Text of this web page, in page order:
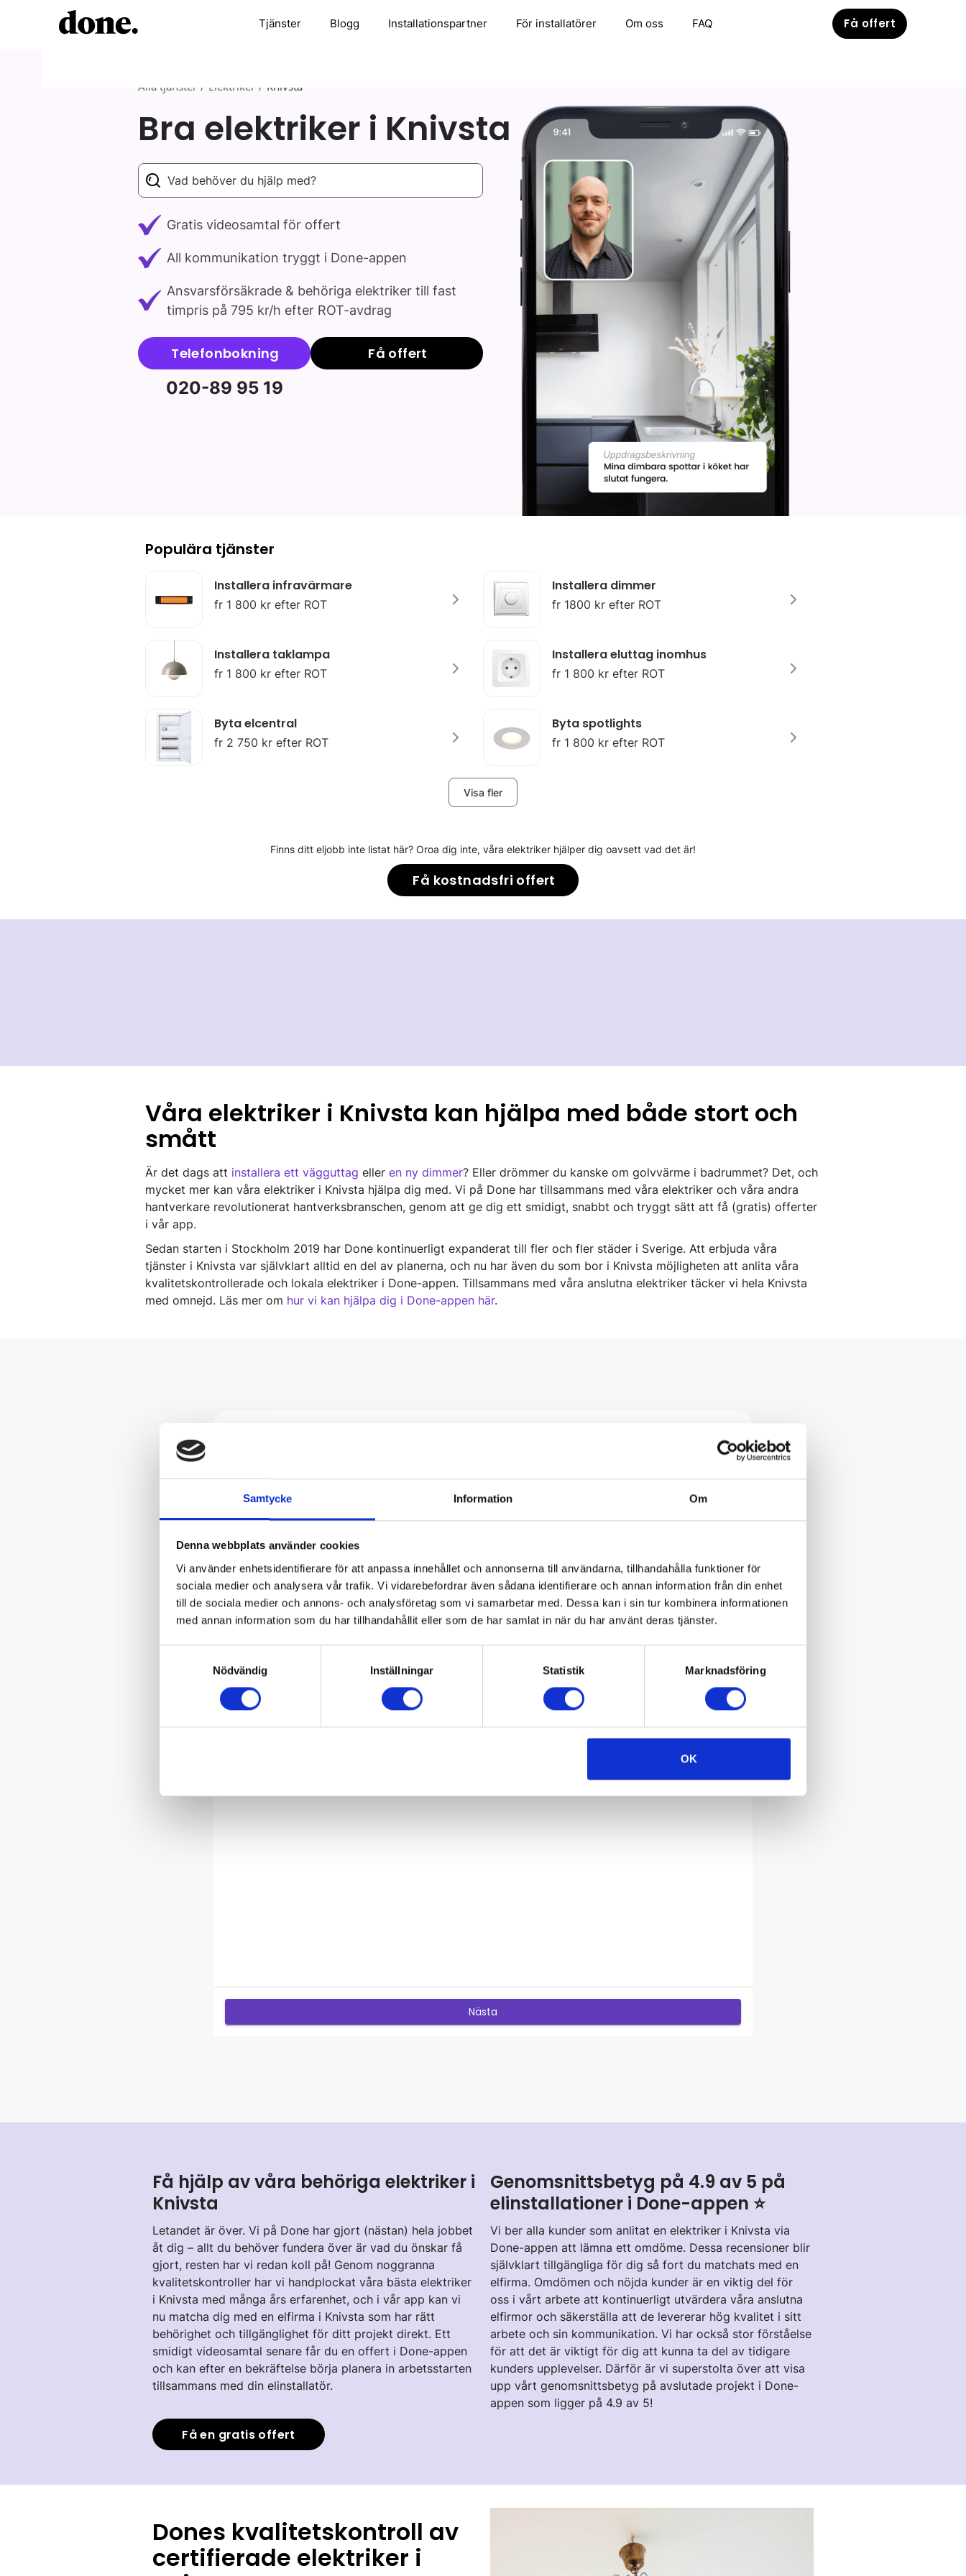
Samtycke Information Om
Denna webbplats använder cookies
Vi använder enhetsidentifierare för att anpassa innehållet och annonserna till användarna, tillhandahålla funktioner för
sociala medier och analysera vår trafik. Vi vidarebefordrar även sådana identifierare och annan information från din enhet
till de sociala medier och annons- och analysföretag som vi samarbetar med. Dessa kan i sin tur kombinera informationen
med annan information som du har tillhandahållit eller som de har samlat in när du har använt deras tjänster.
Nödvändig
Inställningar Statistik Marknadsföring
OK
Tjänster Blogg Installationspartner För installatörer Om oss FAQ Få offert
Alla tjänster / Elektriker / Knivsta
Bra elektriker i Knivsta
Gratis videosamtal för offert
All kommunikation tryggt i Done-appen
Ansvarsförsäkrade & behöriga elektriker till fast
timpris på 795 kr/h efter ROT-avdrag
Telefonbokning
020-89 95 19
Få offert
Populära tjänster
Installera infravärmare
fr 1 800 kr efter ROT
Installera dimmer
fr 1800 kr efter ROT
Installera taklampa
fr 1 800 kr efter ROT
Installera eluttag inomhus
fr 1 800 kr efter ROT
Byta elcentral
fr 2 750 kr efter ROT
Byta spotlights
fr 1 800 kr efter ROT
Visa fler
Finns ditt eljobb inte listat här? Oroa dig inte, våra elektriker hjälper dig oavsett vad det är!
Få kostnadsfri offert
Våra elektriker i Knivsta kan hjälpa med både stort och
smått
Är det dags att installera ett vägguttag eller en ny dimmer? Eller drömmer du kanske om golvvärme i badrummet? Det, och
mycket mer kan våra elektriker i Knivsta hjälpa dig med. Vi på Done har tillsammans med våra elektriker och våra andra
hantverkare revolutionerat hantverksbranschen, genom att ge dig ett smidigt, snabbt och tryggt sätt att få (gratis) offerter
i vår app.
Sedan starten i Stockholm 2019 har Done kontinuerligt expanderat till fler och fler städer i Sverige. Att erbjuda våra
tjänster i Knivsta var självklart alltid en del av planerna, och nu har även du som bor i Knivsta möjligheten att anlita våra
kvalitetskontrollerade och lokala elektriker i Done-appen. Tillsammans med våra anslutna elektriker täcker vi hela Knivsta
med omnejd. Läs mer om hur vi kan hjälpa dig i Done-appen här.
Få hjälp av våra behöriga elektriker i
Knivsta
Letandet är över. Vi på Done har gjort (nästan) hela jobbet
åt dig – allt du behöver fundera över är vad du önskar få
gjort, resten har vi redan koll på! Genom noggranna
kvalitetskontroller har vi handplockat våra bästa elektriker
i Knivsta med många års erfarenhet, och i vår app kan vi
nu matcha dig med en elfirma i Knivsta som har rätt
behörighet och tillgänglighet för ditt projekt direkt. Ett
smidigt videosamtal senare får du en offert i Done-appen
och kan efter en bekräftelse börja planera in arbetsstarten
tillsammans med din elinstallatör.
Genomsnittsbetyg på 4.9 av 5 på
elinstallationer i Done-appen ⭐️
Vi ber alla kunder som anlitat en elektriker i Knivsta via
Done-appen att lämna ett omdöme. Dessa recensioner blir
självklart tillgängliga för dig så fort du matchats med en
elfirma. Omdömen och nöjda kunder är en viktig del för
oss i vårt arbete att kontinuerligt utvärdera våra anslutna
elfirmor och säkerställa att de levererar hög kvalitet i sitt
arbete och sin kommunikation. Vi har också stor förståelse
för att det är viktigt för dig att kunna ta del av tidigare
kunders upplevelser. Därför är vi superstolta över att visa
upp vårt genomsnittsbetyg på avslutade projekt i Done-
appen som ligger på 4.9 av 5!
Få en gratis offert
Dones kvalitetskontroll av
certifierade elektriker i